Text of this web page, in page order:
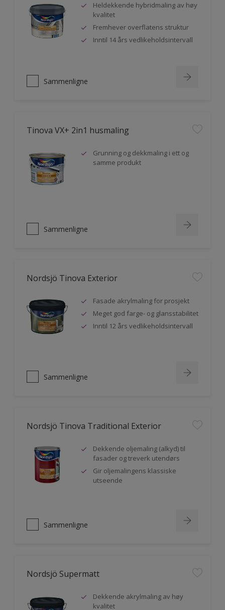
Heldekkende hybridmaling av høy
kvalitet
Fremhever overflatens struktur
Inntil 14 års vedlikeholdsintervall
Sammenligne
Tinova VX+ 2in1 husmaling
Grunning og dekkmaling i ett og
samme produkt
Sammenligne
Nordsjö Tinova Exterior
Fasade akrylmaling for prosjekt
Meget god farge- og glansstabilitet
Inntil 12 års vedlikeholdsintervall
Sammenligne
Nordsjö Tinova Traditional Exterior
Dekkende oljemaling (alkyd) til
fasader og treverk utendørs
Gir oljemalingens klassiske
utseende
Sammenligne
Nordsjö Supermatt
Dekkende akrylmaling av høy
kvalitet